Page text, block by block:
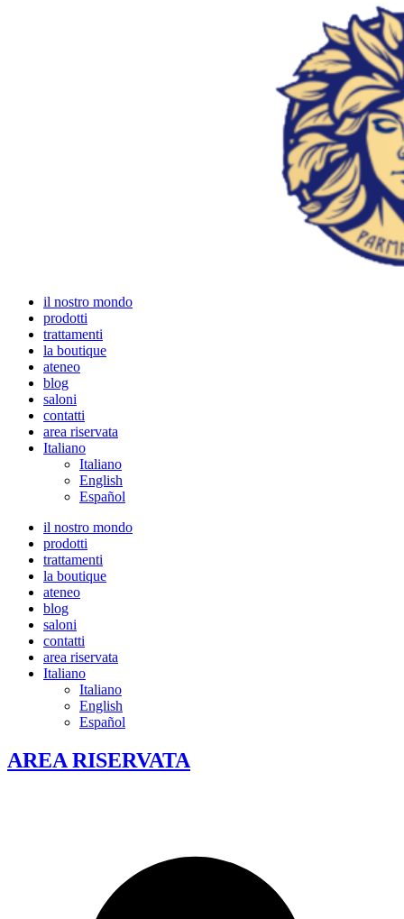
il nostro mondo
prodotti
trattamenti
la boutique
ateneo
blog
saloni
contatti
area riservata
Italiano
Italiano
English
Español
il nostro mondo
prodotti
trattamenti
la boutique
ateneo
blog
saloni
contatti
area riservata
Italiano
Italiano
English
Español
AREA RISERVATA